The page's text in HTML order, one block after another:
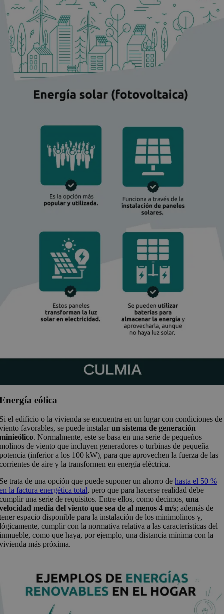
Energía eólica
Si el edificio o la vivienda se encuentra en un lugar con condiciones de
viento favorables, se puede instalarun sistema de generación
minieólico. Normalmente, este se basa en una serie de pequeños
molinos de viento que incluyen generadores o turbinas de pequeña
potencia (inferior a los 100 kW), para que aprovechen la fuerza de las
corrientes de aire y la transformen en energía eléctrica.
Se trata de una opción que puede suponer un ahorro dehasta el 50 %
en la factura energética total, pero que para hacerse realidad debe
cumplir una serie de requisitos. Entre ellos, como decimos,una
velocidad media del viento que sea de al menos 4 m/s; además de
tener espacio disponible para la instalación de los minimolinos y,
lógicamente, cumplir con la normativa relativa a las características del
inmueble, como que haya, por ejemplo, una distancia mínima con la
vivienda más próxima.